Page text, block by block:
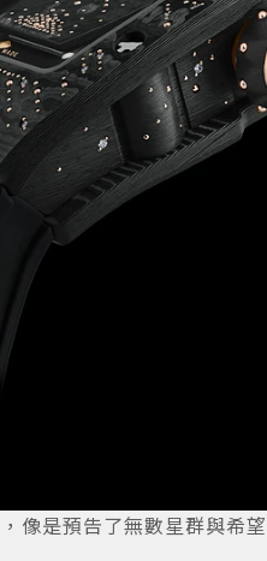
是預告了無數星群與希